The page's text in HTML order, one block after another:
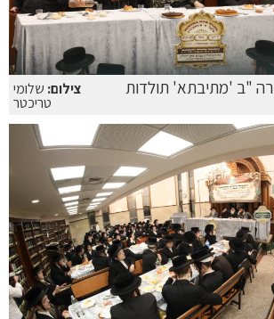
"ב 'מתיבתא' תולדות צילום: שלומי
טריכטר